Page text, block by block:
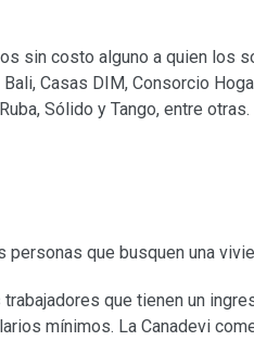
sin costo alguno a quien los
Casas DIM, Consorcio
Sólido y Tango, entre otras.
que busquen una
que tienen un
mínimos. La Canadevi